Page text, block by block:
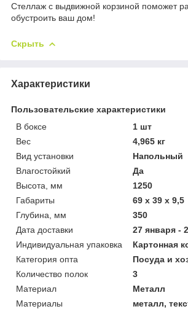
Стеллаж с выдвижной корзиной поможет
обустроить ваш дом!
Скрыть
Характеристики
Пользовательские характеристики
В боксе
1 шт
Вес
4,965 кг
Вид установки
Напольный
Влагостойкий
Да
Высота, мм
1250
Габариты
69 x 39 x 9,5
Глубина, мм
350
Дата доставки
27 января -
Индивидуальная упаковка
Картонная
Категория опта
Посуда и
Количество полок
3
Материал
Металл
Материалы
металл,